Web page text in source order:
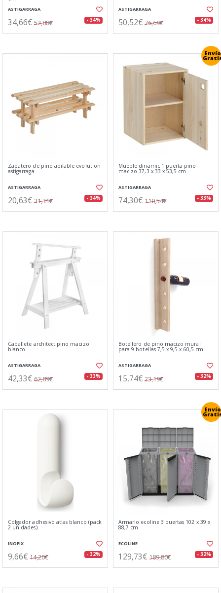
ASTIGARRAGA
34,66€ 52,88€ - 34%
ASTIGARRAGA
50,52€ 76,69€ - 34%
Zapatero de pino apilable evolution
astigarraga
ASTIGARRAGA
20,63€ 31,31€ - 34%
Envío
Mueble dinamic 1 puerta pino
macizo 37,3 x 33 x 53,5 cm
ASTIGARRAGA
74,30€ 110,54€ - 33%
Caballete architect pino macizo
blanco
ASTIGARRAGA
42,33€ 62,89€ - 33%
Botellero de pino macizo mural
para 9 botellas 7,5 x 9,5 x 60,5 cm
ASTIGARRAGA
15,74€ 23,19€ - 32%
Colgador adhesivo atlas blanco (pack
2 unidades)
INOFIX
9,66€ 14,20€ - 32%
Envío
Armario ecoline 3 puertas 102 x 39 x
88,7 cm
ECOLINE
129,73€ 189,80€ - 32%